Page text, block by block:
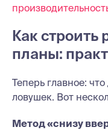
Как
планы:
Теперь главное:
ловушек. Вот
Метод «снизу